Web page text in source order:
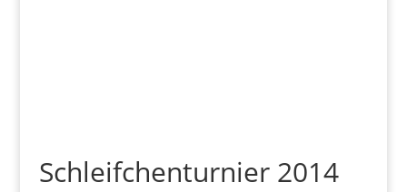
Schleifchenturnier 2014